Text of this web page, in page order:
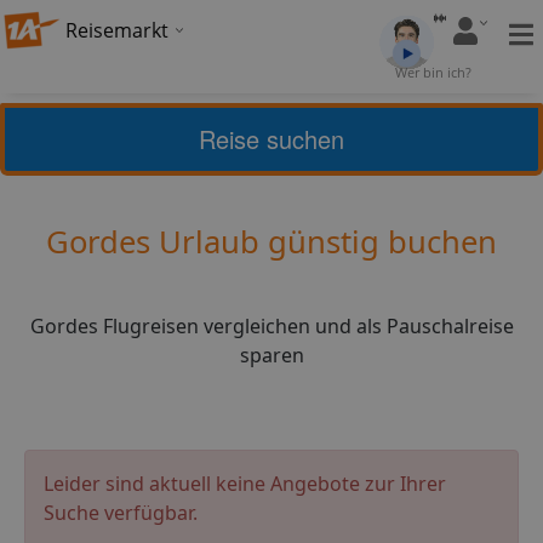
Reisemarkt
Wer bin ich?
Frankreich Gordes
Bewertung:4(25) Bewerten
Gordes Urlaub günstig buchen
Gordes Flugreisen vergleichen und als Pauschalreise
sparen
Reise suchen
Leider sind aktuell keine Angebote zur Ihrer
Suche verfügbar.